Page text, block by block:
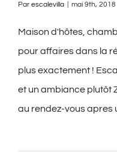
Par escalevilla mai 9th, 2018
Maison d'hôtes,
pour affaires dans la
plus exactement !
et un ambiance plutôt
au rendez-vous apres